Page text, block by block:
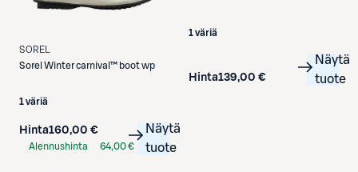
SOREL
Sorel Winter carnival™ boot wp
1 väriä
Hinta160,00 €
Alennushinta
64,00 €
Näytä
tuote
1 väriä
Hinta139,00 €
Näytä
tuote